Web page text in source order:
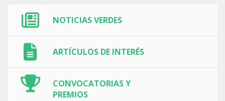
NOTICIAS VERDES
ARTÍCULOS DE INTERÉS
CONVOCATORIAS Y
PREMIOS